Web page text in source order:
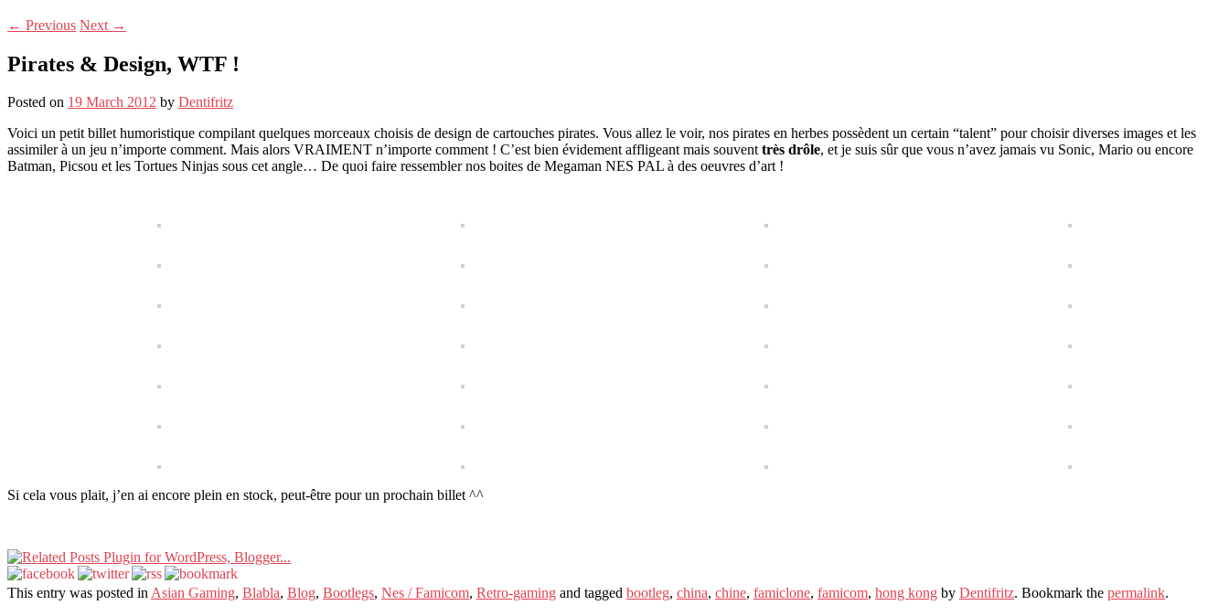
← Previous Next →
Pirates & Design, WTF !
Posted on 19 March 2012 by Dentifritz
Voici un petit billet humoristique compilant quelques morceaux choisis de design de cartouches pirates. Vous allez le voir, nos pirates en herbes possèdent un certain “talent” pour choisir diverses images et les
assimiler à un jeu n’importe comment. Mais alors VRAIMENT n’importe comment ! C’est bien évidement affligeant mais souventtrès drôle, et je suis sûr que vous n’avez jamais vu Sonic, Mario ou encore
Batman, Picsou et les Tortues Ninjas sous cet angle… De quoi faire ressembler nos boites de Megaman NES PAL à des oeuvres d’art !
Si cela vous plait, j’en ai encore plein en stock, peut-être pour un prochain billet ^^
This entry was posted inAsian Gaming, Blabla, Blog, Bootlegs, Nes / Famicom, Retro-gaming and tagged bootleg, china, chine, famiclone, famicom, hong kong by Dentifritz. Bookmark the permalink.